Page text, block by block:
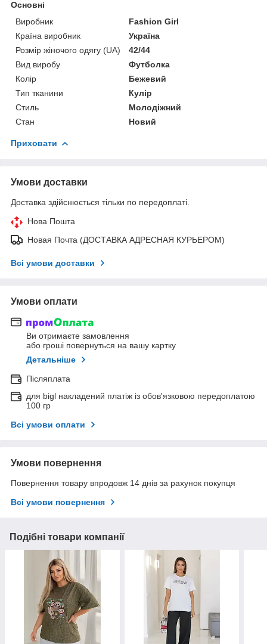
Основні
Виробник
Fashion Girl
Країна виробник
Україна
Розмір жіночого одягу (UA)
42/44
Вид виробу
Футболка
Колір
Бежевий
Тип тканини
Кулір
Стиль
Молодіжний
Стан
Новий
Приховати
Умови доставки
Доставка здійснюється тільки по передоплаті.
Нова Пошта
Новая Почта (ДОСТАВКА АДРЕСНАЯ КУРЬЕРОМ)
Всі умови доставки
Умови оплати
Ви отримаєте замовлення
або гроші повернуться на вашу картку
Детальніше
Післяплата
для bigl накладений платіж із обов'язковою передоплатою
100 гр
Всі умови оплати
Умови повернення
Повернення товару впродовж 14 днів за рахунок покупця
Всі умови повернення
Подібні товари компанії